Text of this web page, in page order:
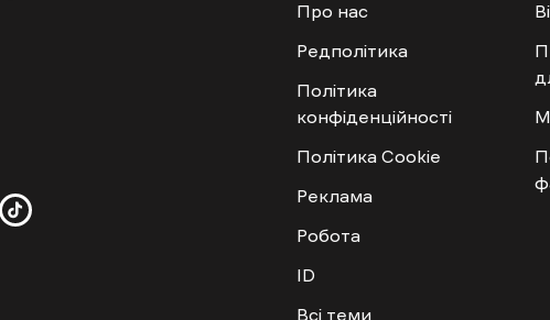
Про нас
Редполітика
Політика
конфіденційності
Політика Cookie
Реклама
Робота
ID
Всі теми